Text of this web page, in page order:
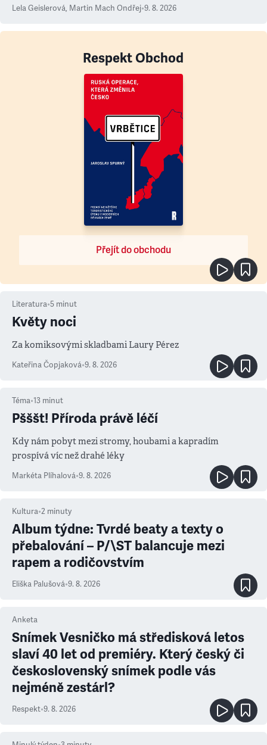
Lela Geislerová, Martin Mach Ondřej•9. 8. 2026
Respekt Obchod
Přejít do obchodu
Literatura•5 minut
Květy noci
Za komiksovými skladbami Laury Pérez
Kateřina Čopjaková•9. 8. 2026
Téma•13 minut
Pšššt! Příroda právě léčí
Kdy nám pobyt mezi stromy, houbami a kapradím
prospívá víc než drahé léky
Markéta Plíhalová•9. 8. 2026
Kultura•2 minuty
Album týdne: Tvrdé beaty a texty o
přebalování – P/\ST balancuje mezi
rapem a rodičovstvím
Eliška Palušová•9. 8. 2026
Anketa
Snímek Vesničko má středisková letos
slaví 40 let od premiéry. Který český či
československý snímek podle vás
nejméně zestárl?
Respekt•9. 8. 2026